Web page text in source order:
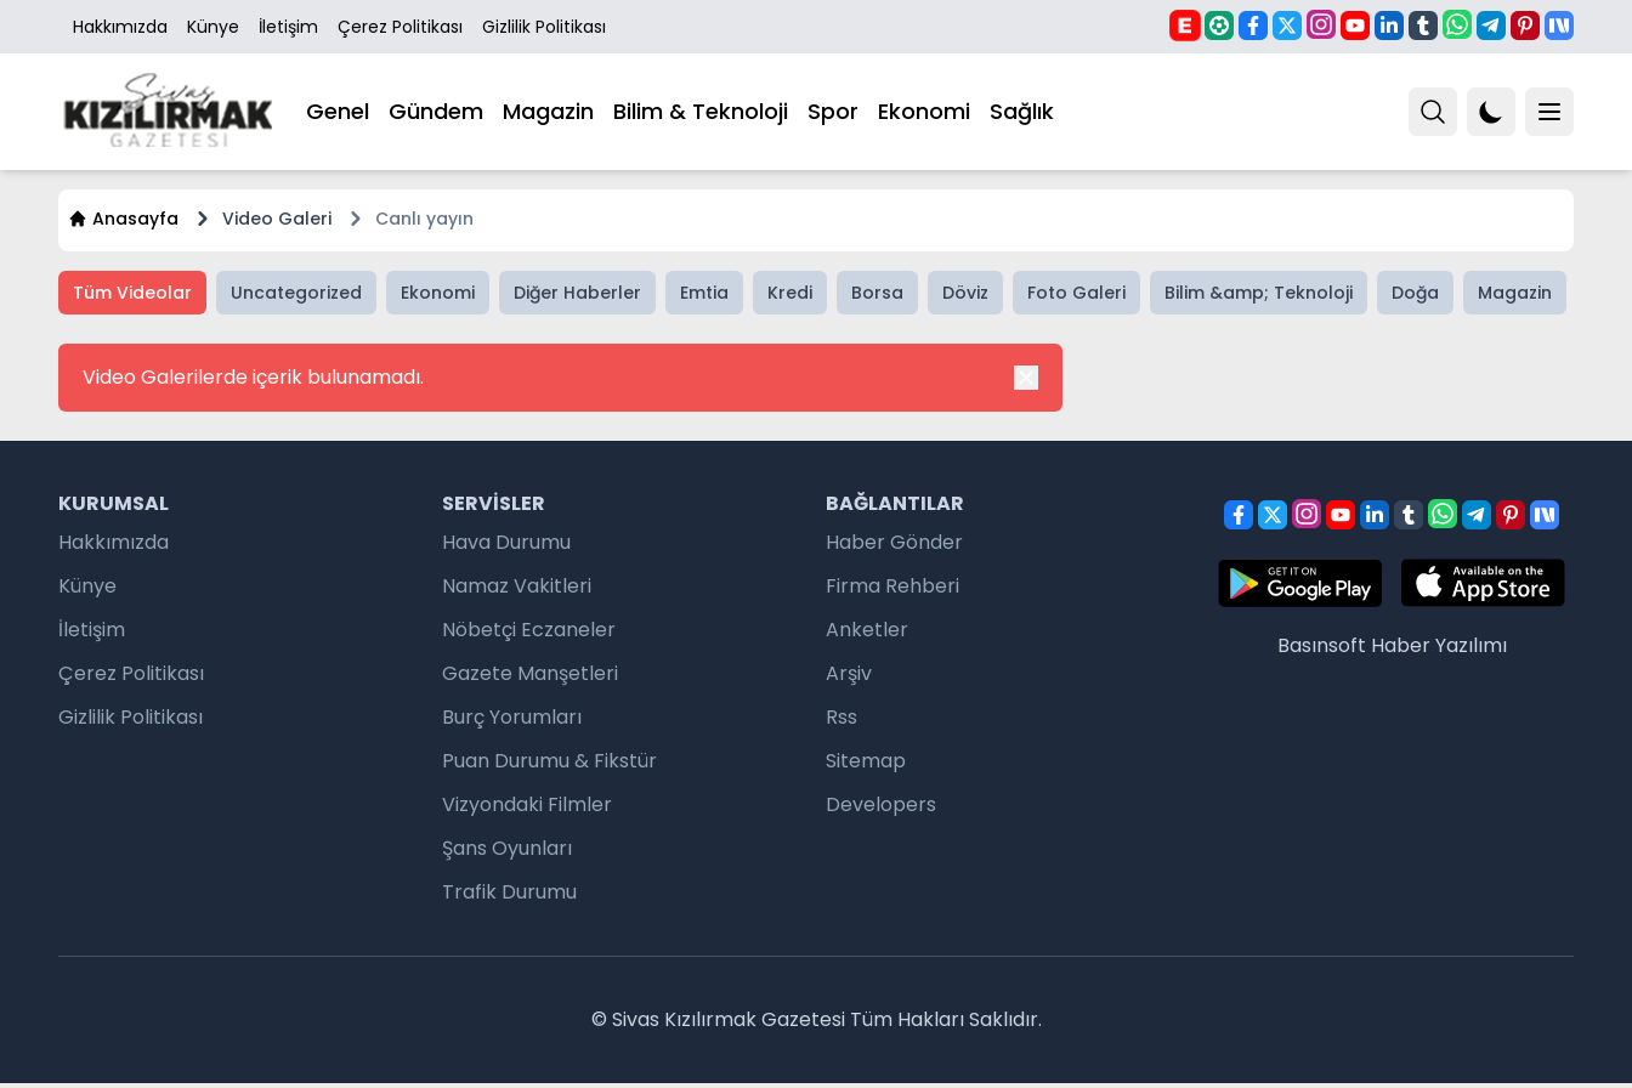
Hakkımızda Künye İletişim Çerez Politikası Gizlilik Politikası
Genel Gündem Magazin Bilim & Teknoloji Spor Ekonomi Sağlık
Anasayfa Video Galeri Canlı yayın
Tüm Videolar Uncategorized Ekonomi Diğer Haberler Emtia Kredi Borsa Döviz Foto Galeri Bilim &amp; Teknoloji Doğa Magazin
Video Galerilerde içerik bulunamadı.
KURUMSAL
Hakkımızda
Künye
İletişim
Çerez Politikası
Gizlilik Politikası
SERVISLER
Hava Durumu
Namaz Vakitleri
Nöbetçi Eczaneler
Gazete Manşetleri
Burç Yorumları
Puan Durumu & Fikstür
Vizyondaki Filmler
Şans Oyunları
Trafik Durumu
BAĞLANTILAR
Haber Gönder
Firma Rehberi
Anketler
Arşiv
Rss
Sitemap
Developers
Basınsoft Haber Yazılımı
© Sivas Kızılırmak Gazetesi Tüm Hakları Saklıdır.